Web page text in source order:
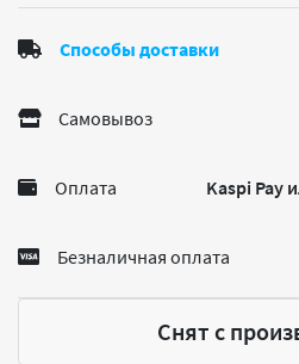
Способы доставки
Самовывоз
Оплата Kaspi Pay
Безналичная оплата
Снят с